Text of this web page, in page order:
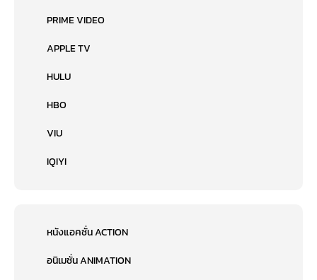
PRIME VIDEO
APPLE TV
HULU
HBO
VIU
IQIYI
หนังแอคชั่น ACTION
อนิเมชั่น ANIMATION